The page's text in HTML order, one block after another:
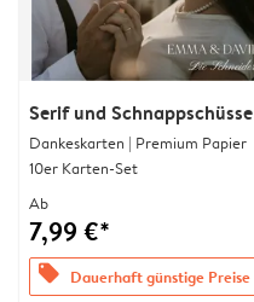
Serif und Schnappschüsse
Dankeskarten | Premium Papier
10er Karten-Set
Ab
7,99 €*
offers Dauerhaft günstige Preise